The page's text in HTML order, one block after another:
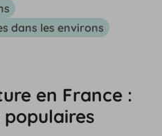
dans les environs
en France :
populaires